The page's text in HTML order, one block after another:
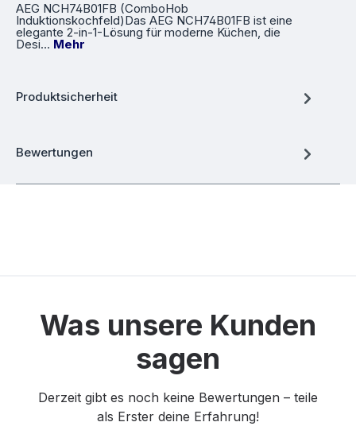
AEG NCH74B01FB (ComboHob
Induktionskochfeld)Das AEG NCH74B01FB ist eine
elegante 2-in-1-Lösung für moderne Küchen, die
Desi… Mehr
Produktsicherheit
Bewertungen
Was unsere Kunden
sagen
Derzeit gibt es noch keine Bewertungen – teile
als Erster deine Erfahrung!